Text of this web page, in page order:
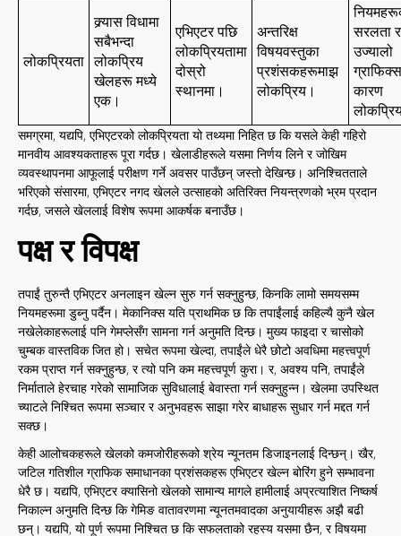
लोकप्रियता
क्र्यास विधामा
सबैभन्दा
लोकप्रिय
खेलहरू मध्ये
एक।
एभिएटर पछि
लोकप्रियतामा
दोस्रो
स्थानमा।
अन्तरिक्ष
विषयवस्तुका
प्रशंसकहरूमाझ
लोकप्रिय।
सरलता र
उज्यालो
कारण
समग्रमा, यद्यपि, एभिएटरको लोकप्रियता यो तथ्यमा निहित छ कि यसले केही गहिरो
मानवीय आवश्यकताहरू पूरा गर्दछ। खेलाडीहरूले यसमा निर्णय लिने र जोखिम
व्यवस्थापनमा आफूलाई परीक्षण गर्ने अवसर पाउँछन् जस्तो देखिन्छ। अनिश्चितताले
भरिएको संसारमा, एभिएटर नगद खेलले उत्साहको अतिरिक्त नियन्त्रणको भ्रम प्रदान
गर्दछ, जसले खेललाई विशेष रूपमा आकर्षक बनाउँछ।
पक्ष र विपक्ष
तपाईं तुरुन्तै एभिएटर अनलाइन खेल्न सुरु गर्न सक्नुहुन्छ, किनकि लामो समयसम्म
नियमहरूमा डुब्नु पर्दैन। मेकानिक्स यति प्राथमिक छ कि तपाईंलाई कहिल्यै कुनै खेल
नखेलेकाहरूलाई पनि गेमप्लेसँग सामना गर्न अनुमति दिन्छ। मुख्य फाइदा र चासोको
चुम्बक वास्तविक जित हो। सचेत रूपमा खेल्दा, तपाईंले धेरै छोटो अवधिमा महत्त्वपूर्ण
रकम प्राप्त गर्न सक्नुहुन्छ, र त्यो पनि कम महत्त्वपूर्ण कुरा। र, अवश्य पनि, तपाईंले
निर्माताले हेरचाह गरेको सामाजिक सुविधालाई बेवास्ता गर्न सक्नुहुन्न। खेलमा उपस्थित
च्याटले निश्चित रूपमा सञ्चार र अनुभवहरू साझा गरेर बाधाहरू सुधार गर्न मद्दत गर्न
सक्छ।
केही आलोचकहरूले खेलको कमजोरीहरूको श्रेय न्यूनतम डिजाइनलाई दिन्छन्। खैर,
जटिल गतिशील ग्राफिक समाधानका प्रशंसकहरू एभिएटर खेल्न बोरिंग हुने सम्भावना
धेरै छ। यद्यपि, एभिएटर क्यासिनो खेलको सामान्य मागले हामीलाई अप्रत्याशित निष्कर्ष
निकाल्न अनुमति दिन्छ कि गेमिङ वातावरणमा न्यूनतमवादका अनुयायीहरू अझै बढी
छन्। यद्यपि, यो पूर्ण रूपमा निश्चित छ कि सफलताको रहस्य यसमा छैन, र विषयमा